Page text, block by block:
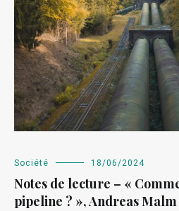
Société 18/06/2024
Notes de lecture – «
pipeline ? », Andreas Malm